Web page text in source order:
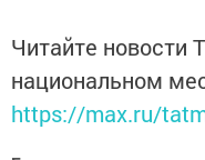
Читайте новости
национальном
https://max.ru/